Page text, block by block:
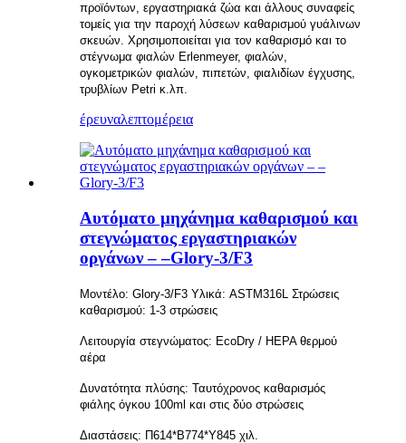
προϊόντων, εργαστηριακά ζώα και άλλους συναφείς
τομείς για την παροχή λύσεων καθαρισμού γυάλινων
σκευών. Χρησιμοποιείται για τον καθαρισμό και το
στέγνωμα φιαλών Erlenmeyer, φιαλών,
ογκομετρικών φιαλών, πιπετών, φιαλιδίων έγχυσης,
τρυβλίων Petri κ.λπ.
έρευναλεπτομέρεια
Αυτόματο μηχάνημα καθαρισμού και
στεγνώματος εργαστηριακών
οργάνων – –Glory-3/F3
Μοντέλο: Glory-3/F3 Υλικά: ASTM316L Στρώσεις
καθαρισμού: 1-3 στρώσεις
Λειτουργία στεγνώματος: EcoDry / HEPA θερμού
αέρα
Δυνατότητα πλύσης: Ταυτόχρονος καθαρισμός
φιάλης όγκου 100ml και στις δύο στρώσεις
Διαστάσεις: Π614*Β774*Υ845 χιλ.